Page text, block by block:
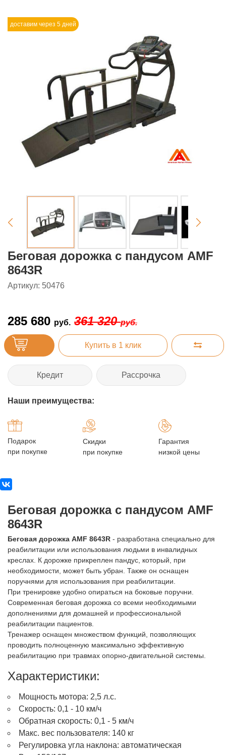
доставим через 5 дней
Беговая дорожка с пандусом AMF
8643R
Артикул: 50476
285 680 руб. 361 320руб.
Купить в 1 клик
Кредит Рассрочка
Наши преимущества:
Подарок
при покупке
Скидки
при покупке
Гарантия
низкой цены
Беговая дорожка с пандусом AMF
8643R
Беговая дорожка AMF 8643R - разработана специально для
реабилитации или использования людьми в инвалидных
креслах. К дорожке прикреплен пандус, который, при
необходимости, может быть убран. Также он оснащен
поручнями для использования при реабилитации.
При тренировке удобно опираться на боковые поручни.
Современная беговая дорожка со всеми необходимыми
дополнениями для домашней и профессиональной
реабилитации пациентов.
Тренажер оснащен множеством функций, позволяющих
проводить полноценную максимально эффективную
реабилитацию при травмах опорно-двигательной системы.
Характеристики:
Мощность мотора: 2,5 л.с.
Скорость: 0,1 - 10 км/ч
Обратная скорость: 0,1 - 5 км/ч
Макс. вес пользователя: 140 кг
Регулировка угла наклона: автоматическая